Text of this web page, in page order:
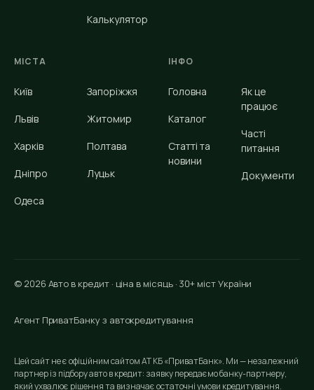
Калькулятор
МІСТА
Київ
Львів
Харків
Дніпро
Одеса
Запоріжжя
Житомир
Полтава
Луцьк
ІНФО
Головна
Каталог
Статті та
новини
Як це
працює
Часті
питання
Документи
© 2026 Авто в кредит · ціна в місяць · 30+ міст України
Агент ПриватБанку з автокредитування
Цей сайт не є офіційним сайтом АТ КБ «ПриватБанк». Ми — незалежний
партнер із підбору авто в кредит: заявку передаємо банку-партнеру,
який ухвалює рішення та визначає остаточні умови кредитування.